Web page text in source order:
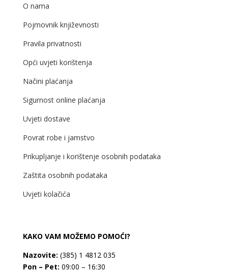
O nama
Pojmovnik književnosti
Pravila privatnosti
Opći uvjeti korištenja
Načini plaćanja
Sigurnost online plaćanja
Uvjeti dostave
Povrat robe i jamstvo
Prikupljanje i korištenje osobnih podataka
Zaštita osobnih podataka
Uvjeti kolačića
KAKO VAM MOŽEMO POMOĆI?
Nazovite: (385) 1 4812 035
Pon – Pet: 09:00 – 16:30